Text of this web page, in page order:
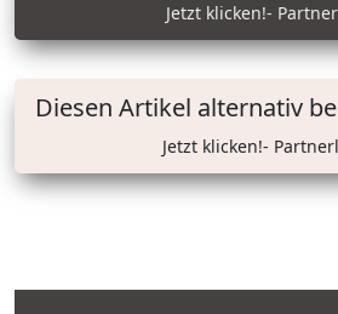
Jetzt klicken!-
Diesen Artikel alternativ
Jetzt klicken!-